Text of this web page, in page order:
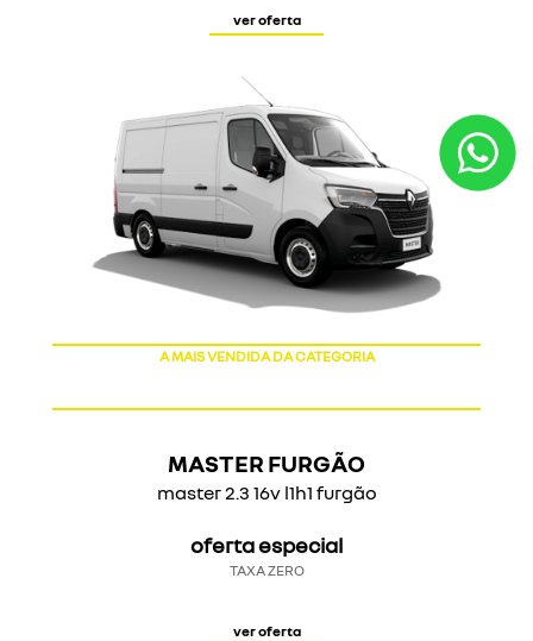
ver oferta
MASTER FURGÃO
master 2.3 16v l1h1 furgão
A MAIS VENDIDA DA CATEGORIA
oferta especial
TAXA ZERO
ver oferta